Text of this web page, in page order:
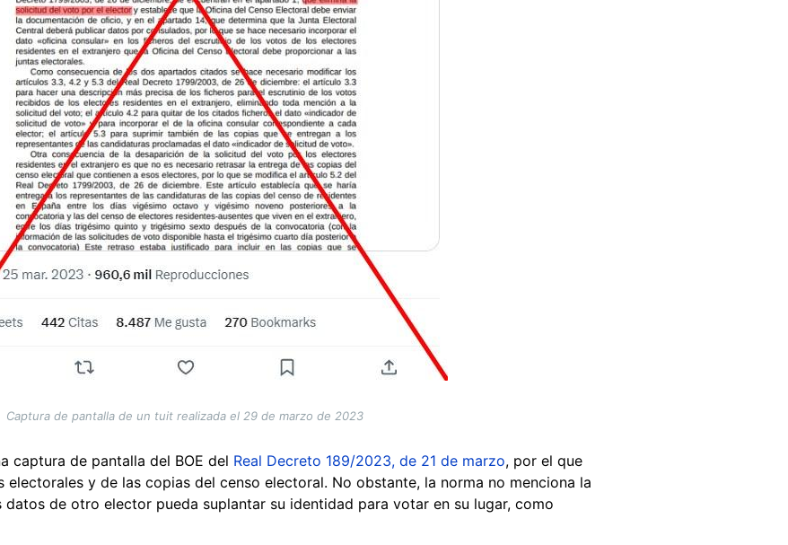
Captura de pantalla de un tuit realizada el 29 de marzo de 2023
captura de pantalla del BOE del Real Decreto 189/2023, de 21 de marzo, por el que
electorales y de las copias del censo electoral. No obstante, la norma no menciona la
de otro elector pueda suplantar su identidad para votar en su lugar, como